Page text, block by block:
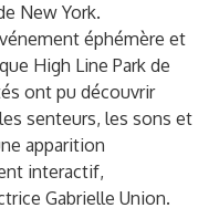
New York.
éphémère et
High Line Park de
ont pu découvrir
senteurs, les sons et
apparition
interactif,
Gabrielle Union.